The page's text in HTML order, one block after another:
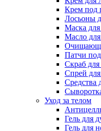
Крем под
Лосьоны
Маска
Масло
Патчи под
Скраб для
Спрей
Средства
Уход за телом
Гель для
Гель для